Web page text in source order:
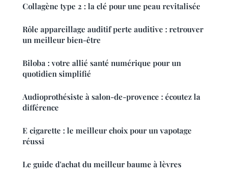
Collagène type 2 : la clé pour une peau revitalisée
Rôle appareillage auditif perte auditive : retrouver
un meilleur bien-être
Biloba : votre allié santé numérique pour un
quotidien simplifié
Audioprothésiste à salon-de-provence : écoutez la
différence
E cigarette : le meilleur choix pour un vapotage
réussi
Le guide d'achat du meilleur baume à lèvres